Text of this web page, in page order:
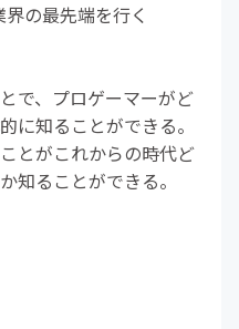
の最先端を行く
で、プロゲーマーがど
に知ることができる。
とがこれからの時代ど
知ることができる。